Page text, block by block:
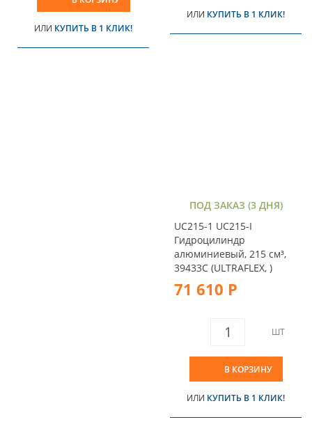
ИЛИ КУПИТЬ В 1 КЛИК!
ИЛИ КУПИТЬ В 1 КЛИК!
ПОД ЗАКАЗ (3 ДНЯ)
UC215-1 UC215-I
Гидроцилиндр
алюминиевый, 215 см³,
39433C (ULTRAFLEX, )
71 610 Р
ШТ
В КОРЗИНУ
ИЛИ КУПИТЬ В 1 КЛИК!